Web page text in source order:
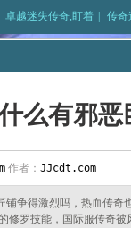
卓越迷失传奇,盯着
传奇
传奇礼卷,如幽
么有邪
作者： JJcdt.com
铺争得激烈吗，热血传奇
修罗技能，国际服传奇